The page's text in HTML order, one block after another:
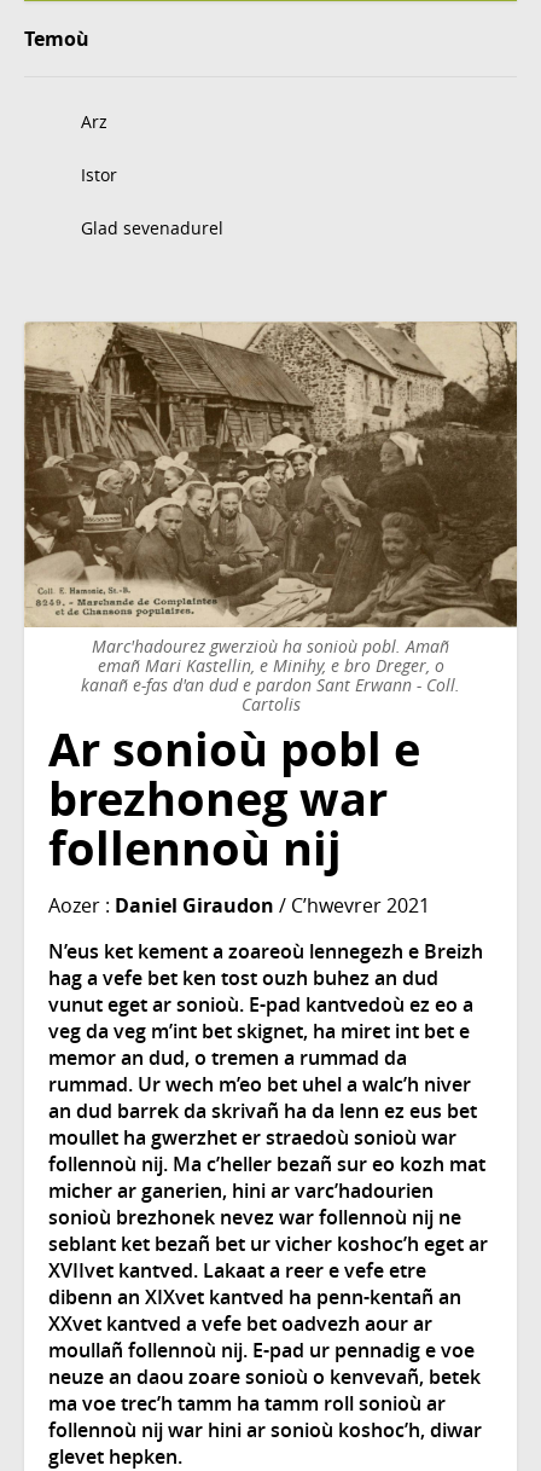
Temoù
Arz
Istor
Glad sevenadurel
Marc'hadourez gwerzioù ha sonioù pobl. Amañ
emañ Mari Kastellin, e Minihy, e bro Dreger, o
kanañ e-fas d'an dud e pardon Sant Erwann - Coll.
Cartolis
Ar sonioù pobl e
brezhoneg war
follennoù nij
Aozer : Daniel Giraudon / C’hwevrer 2021
N’eus ket kement a zoareoù lennegezh e Breizh
hag a vefe bet ken tost ouzh buhez an dud
vunut eget ar sonioù. E-pad kantvedoù ez eo a
veg da veg m’int bet skignet, ha miret int bet e
memor an dud, o tremen a rummad da
rummad. Ur wech m’eo bet uhel a walc’h niver
an dud barrek da skrivañ ha da lenn ez eus bet
moullet ha gwerzhet er straedoù sonioù war
follennoù nij. Ma c’heller bezañ sur eo kozh mat
micher ar ganerien, hini ar varc’hadourien
sonioù brezhonek nevez war follennoù nij ne
seblant ket bezañ bet ur vicher koshoc’h eget ar
XVIIvet kantved. Lakaat a reer e vefe etre
dibenn an XIXvet kantved ha penn-kentañ an
XXvet kantved a vefe bet oadvezh aour ar
moullañ follennoù nij. E-pad ur pennadig e voe
neuze an daou zoare sonioù o kenvevañ, betek
ma voe trec’h tamm ha tamm roll sonioù ar
follennoù nij war hini ar sonioù koshoc’h, diwar
glevet hepken.